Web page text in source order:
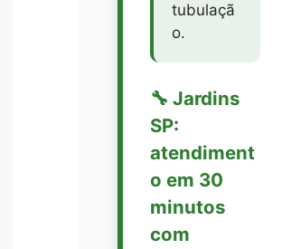
tubulaçã
o.
🔧 Jardins
SP:
atendiment
o em 30
minutos
com